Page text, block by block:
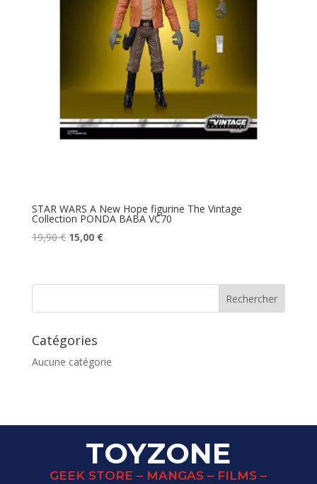
STAR WARS A New Hope figurine The Vintage
Collection PONDA BABA VC70
19,90€ Le
était :
15,00 €Le
est :
Catégories
Aucune catégorie
TOYZONE
GEEK STORE – MANGAS – FILMS –